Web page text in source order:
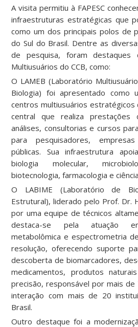
A visita permitiu à FAPESC
infraestruturas estratégicas que
como um dos principais polos de
do Sul do Brasil. Dentre as
de pesquisa, foram destaques
Multiusuários do CCB, como:
O LAMEB (Laboratório
Biologia) foi apresentado como
centros multiusuários estratégicos
central que realiza prestações
análises, consultorias e cursos
para pesquisadores,
públicas. Sua infraestrutura
biologia molecular,
biotecnologia, farmacologia e
O LABIME (Laboratório de
Estrutural), liderado pelo Prof. Dr.
por uma equipe de técnicos
destaca-se pela atuação
metabolômica e espectrometria
resolução, oferecendo suporte
descoberta de biomarcadores,
medicamentos, produtos
precisão, responsável por mais de
interação com mais de 20
Brasil.
Outro destaque foi a